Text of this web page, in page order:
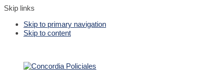
Skip links
Skip to primary navigation
Skip to content